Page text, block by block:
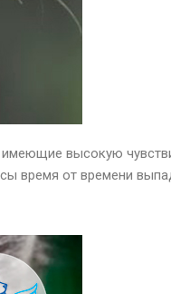
высокую
время от времени